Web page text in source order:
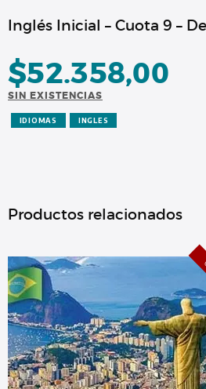
Inglés Inicial – Cuota 9 –
$52.358,00
SIN EXISTENCIAS
IDIOMAS INGLES
Productos relacionados